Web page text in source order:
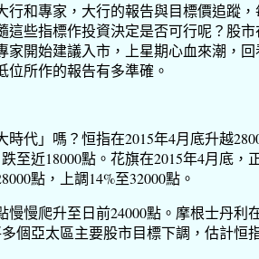
行和專家，大行的報告與目標價追蹤，
這些指標作投資決定是否可行呢？股市
家開始建議入市，上星期心血來潮，回
位所作的報告有多準確。
代」嗎？恒指在2015年4月底升越
至近18000點。花旗在2015年4月底，
點，上調14%至32000點。
慢慢爬升至日前24000點。摩根士丹利
個亞太區主要股市目標下調，估計恒